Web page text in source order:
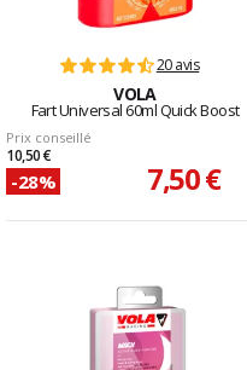
20 avis
VOLA
Fart Universal 60ml Quick Boost
Prix conseillé
10,50 €
-28% 7,50 €